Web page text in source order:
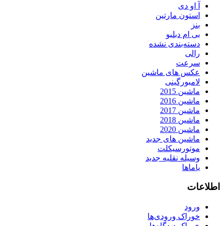
آ او دی
استون مارتین
بنز
بی ام دبلیو
دسته‌بندی نشده
رالی
سرعت
عکس های ماشین
لامبورگینی
ماشین 2015
ماشین 2016
ماشین 2017
ماشین 2018
ماشین 2020
ماشین های جدید
موتورسیکلت
وسیله نقلیه جدید
یاماها
اطلاعات
ورود
خوراک ورودی‌ها